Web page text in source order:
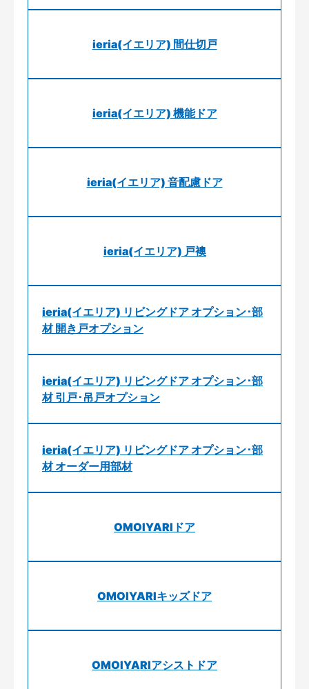
ieria(イエリア) 間仕切戸
ieria(イエリア) 機能ドア
ieria(イエリア) 音配慮ドア
ieria(イエリア) 戸襖
ieria(イエリア) リビングドア オプション･部
材 開き戸オプション
ieria(イエリア) リビングドア オプション･部
材 引戸･吊戸オプション
ieria(イエリア) リビングドア オプション･部
材 オーダー用部材
OMOIYARIドア
OMOIYARIキッズドア
OMOIYARIアシストドア